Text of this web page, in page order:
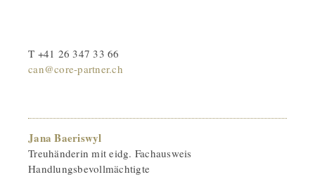
T +41 26 347 33 66
can@core-partner.ch
Jana Baeriswyl
Treuhänderin mit eidg. Fachausweis
Handlungsbevollmächtigte